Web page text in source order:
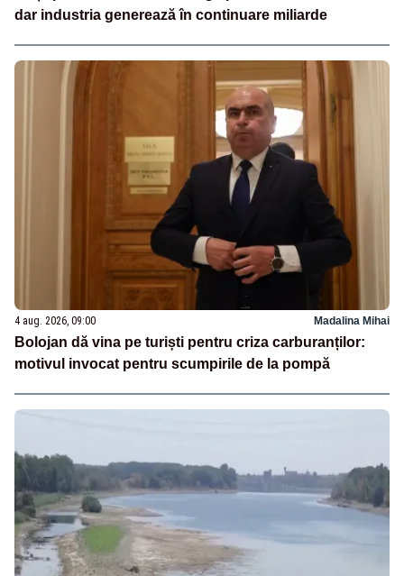
dar industria generează în continuare miliarde
4 aug. 2026, 09:00 Madalina Mihai
Bolojan dă vina pe turiști pentru criza carburanților:
motivul invocat pentru scumpirile de la pompă